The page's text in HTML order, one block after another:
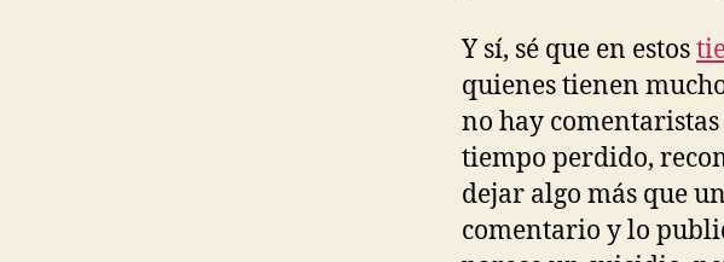
Y sí, sé que en estos
quienes tienen
no hay
tiempo perdido,
dejar algo más que
comentario y lo